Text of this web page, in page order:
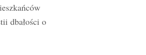
dbałości o